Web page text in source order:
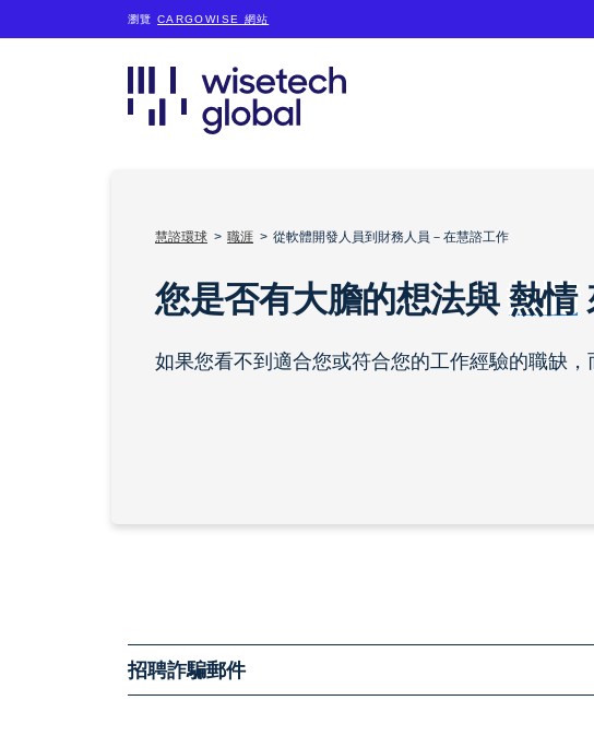
瀏覽CARGOWISE 網站
慧諮環球 職涯 從軟體開發人員到財務人員－在慧諮工作
您是否有大膽的想法與 熱情
如果您看不到適合您或符合您的工作經驗的職缺
招聘詐騙郵件